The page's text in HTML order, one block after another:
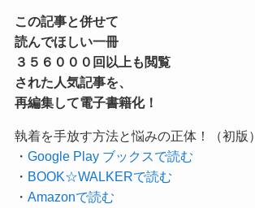
この記事と併せて
読んでほしい一冊
３５６０００回以上も閲覧
された人気記事を、
再編集して電子書籍化！
執着を手放す方法と悩みの正体！（初版）
・ Google Play ブックスで読む
・ BOOK☆WALKERで読む
・ Amazonで読む